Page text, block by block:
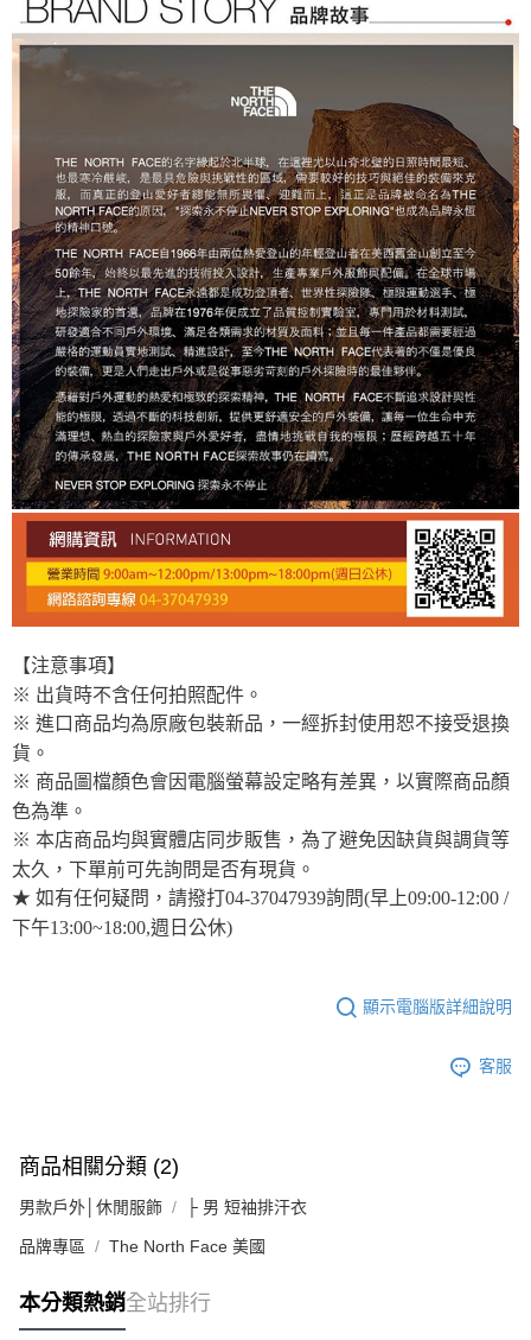
【注意事項】
※ 出貨時不含任何拍照配件。
※ 進口商品均為原廠包裝新品，一經拆封使用恕不接受退換
貨。
※ 商品圖檔顏色會因電腦螢幕設定略有差異，以實際商品顏
色為準。
※ 本店商品均與實體店同步販售，為了避免因缺貨與調貨等
太久，下單前可先詢問是否有現貨。
★ 如有任何疑問，請撥打04-37047939詢問(早上09:00-12:00 /
下午13:00~18:00,週日公休)
顯示電腦版詳細說明
客服
商品相關分類 (2)
男款戶外│休閒服飾 ├ 男 短袖排汗衣
品牌專區 The North Face 美國
本分類熱銷全站排行